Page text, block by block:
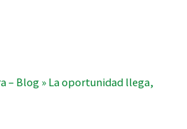
– Blog » La oportunidad llega,